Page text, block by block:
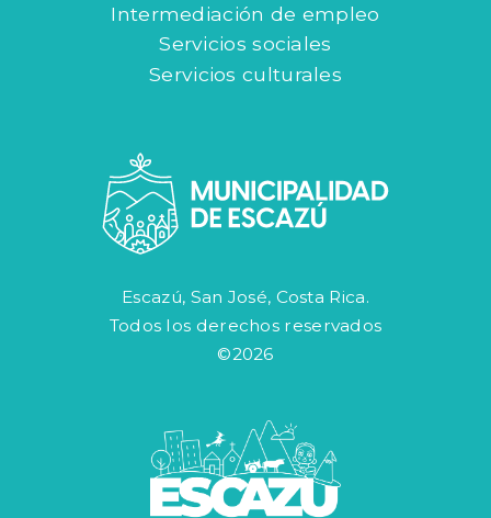
Intermediación de empleo
Servicios sociales
Servicios culturales
Escazú, San José, Costa Rica.
Todos los derechos reservados
©2026